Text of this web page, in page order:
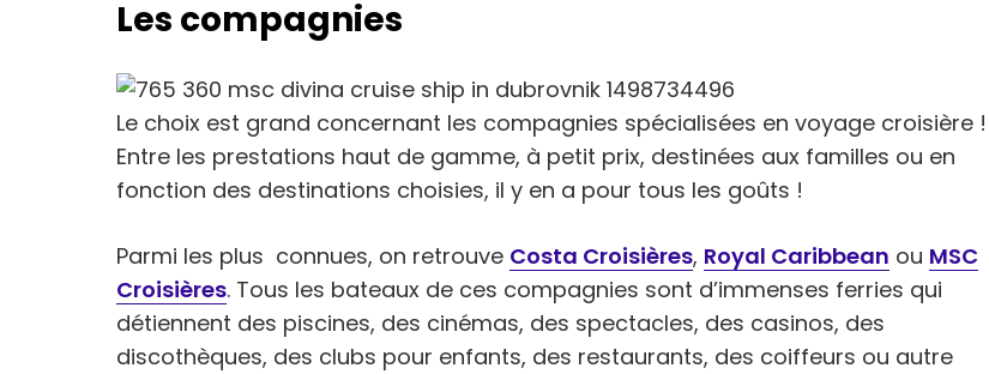
Les compagnies
Le choix est grand concernant les compagnies spécialisées en voyage croisière !
Entre les prestations haut de gamme, à petit prix, destinées aux familles ou en
fonction des destinations choisies, il y en a pour tous les goûts !
Parmi les plus connues, on retrouve Costa Croisières, Royal Caribbean ou MSC
Croisières. Tous les bateaux de ces compagnies sont d’immenses ferries qui
détiennent des piscines, des cinémas, des spectacles, des casinos, des
discothèques, des clubs pour enfants, des restaurants, des coiffeurs ou autre